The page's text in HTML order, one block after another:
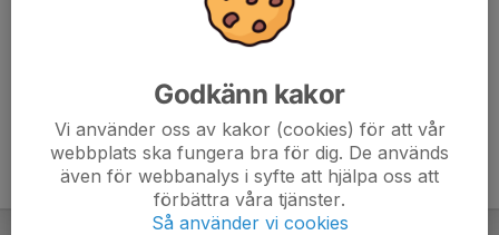
Godkänn kakor
Vi använder oss av kakor (cookies) för att vår
webbplats ska fungera bra för dig. De används
även för webbanalys i syfte att hjälpa oss att
förbättra våra tjänster.
Så använder vi cookies